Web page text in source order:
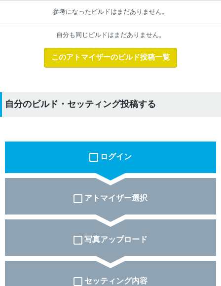
参考になったビルドはまだありません。
自分も同じビルドはまだありません。
このアトマイザーのビルド投稿一覧
自分のビルド・セッティング投稿する
ログイン
アトマイザー選択
写真アップロード
セッティング内容